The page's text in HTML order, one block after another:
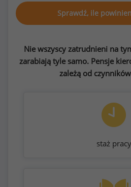
Sprawdź, ile
Nie wszyscy zatrudnieni na
zarabiają tyle samo. Pensje
zależą od
staż pracy